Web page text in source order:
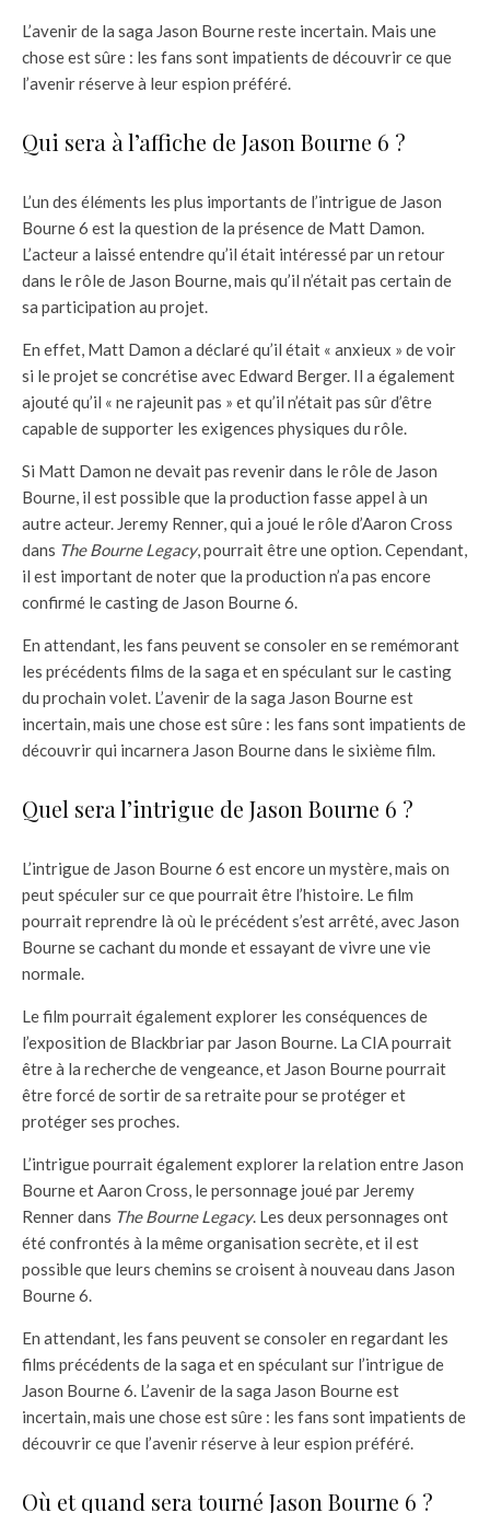
L’avenir de la saga Jason Bourne reste incertain. Mais une
chose est sûre : les fans sont impatients de découvrir ce que
l’avenir réserve à leur espion préféré.
Qui sera à l’affiche de Jason Bourne 6 ?
L’un des éléments les plus importants de l’intrigue de Jason
Bourne 6 est la question de la présence de Matt Damon.
L’acteur a laissé entendre qu’il était intéressé par un retour
dans le rôle de Jason Bourne, mais qu’il n’était pas certain de
sa participation au projet.
En effet, Matt Damon a déclaré qu’il était « anxieux » de voir
si le projet se concrétise avec Edward Berger. Il a également
ajouté qu’il « ne rajeunit pas » et qu’il n’était pas sûr d’être
capable de supporter les exigences physiques du rôle.
Si Matt Damon ne devait pas revenir dans le rôle de Jason
Bourne, il est possible que la production fasse appel à un
autre acteur. Jeremy Renner, qui a joué le rôle d’Aaron Cross
dans The Bourne Legacy, pourrait être une option. Cependant,
il est important de noter que la production n’a pas encore
confirmé le casting de Jason Bourne 6.
En attendant, les fans peuvent se consoler en se remémorant
les précédents films de la saga et en spéculant sur le casting
du prochain volet. L’avenir de la saga Jason Bourne est
incertain, mais une chose est sûre : les fans sont impatients de
découvrir qui incarnera Jason Bourne dans le sixième film.
Quel sera l’intrigue de Jason Bourne 6 ?
L’intrigue de Jason Bourne 6 est encore un mystère, mais on
peut spéculer sur ce que pourrait être l’histoire. Le film
pourrait reprendre là où le précédent s’est arrêté, avec Jason
Bourne se cachant du monde et essayant de vivre une vie
normale.
Le film pourrait également explorer les conséquences de
l’exposition de Blackbriar par Jason Bourne. La CIA pourrait
être à la recherche de vengeance, et Jason Bourne pourrait
être forcé de sortir de sa retraite pour se protéger et
protéger ses proches.
L’intrigue pourrait également explorer la relation entre Jason
Bourne et Aaron Cross, le personnage joué par Jeremy
Renner dans The Bourne Legacy. Les deux personnages ont
été confrontés à la même organisation secrète, et il est
possible que leurs chemins se croisent à nouveau dans Jason
Bourne 6.
En attendant, les fans peuvent se consoler en regardant les
films précédents de la saga et en spéculant sur l’intrigue de
Jason Bourne 6. L’avenir de la saga Jason Bourne est
incertain, mais une chose est sûre : les fans sont impatients de
découvrir ce que l’avenir réserve à leur espion préféré.
Où et quand sera tourné Jason Bourne 6 ?